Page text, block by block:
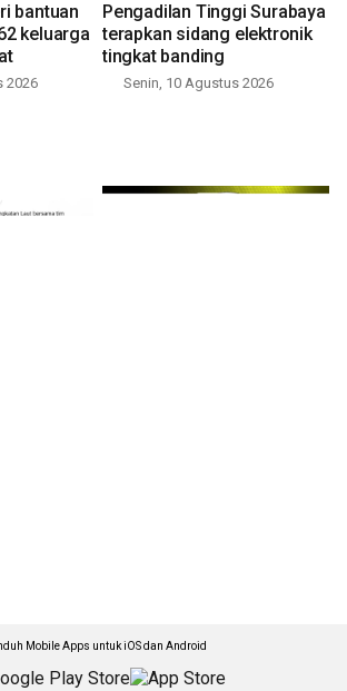
bantuan
keluarga
2026
Pengadilan Tinggi Surabaya
terapkan sidang elektronik
tingkat banding
Senin, 10 Agustus 2026
Mobile Apps untuk iOS dan Android